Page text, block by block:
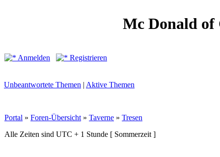
Mc Donald of
Anmelden Registrieren
Unbeantwortete Themen | Aktive Themen
Portal » Foren-Übersicht » Taverne » Tresen
Alle Zeiten sind UTC + 1 Stunde [ Sommerzeit ]